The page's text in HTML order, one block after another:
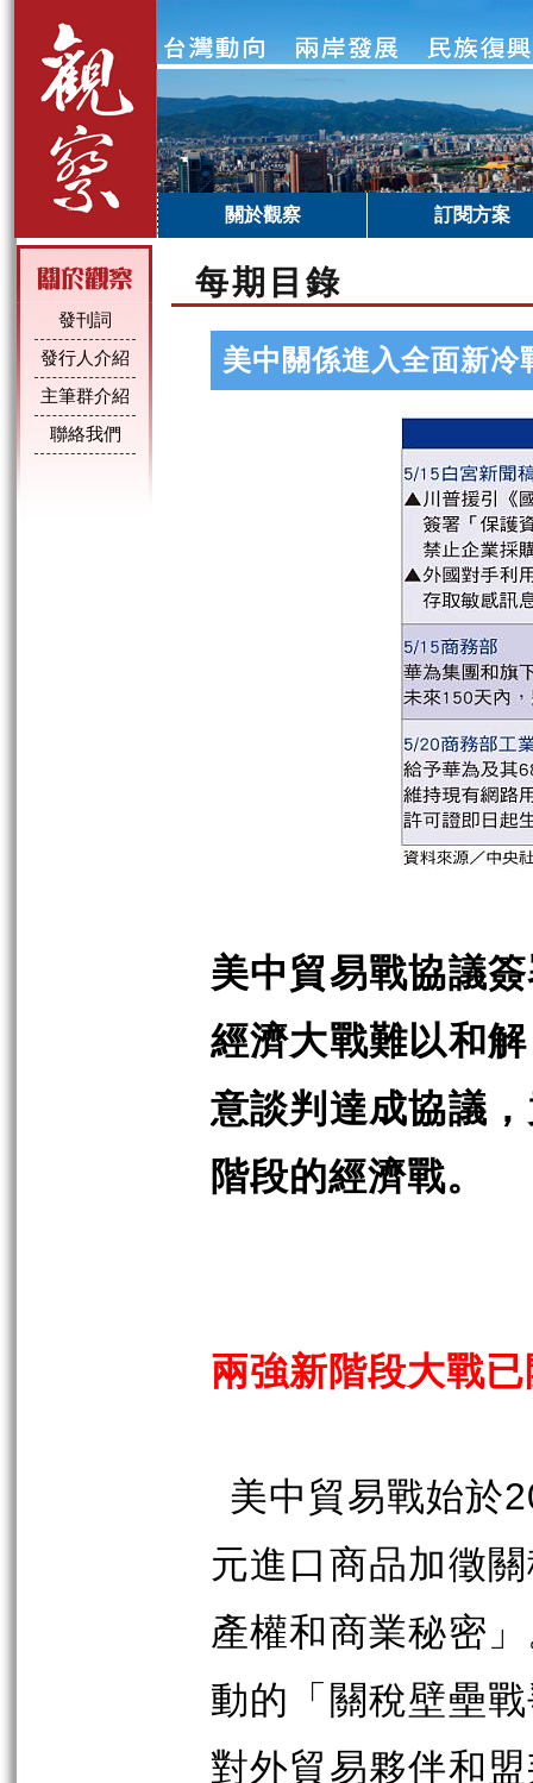
關於觀察 訂閱方案
發刊詞
發行人介紹
主筆群介紹
聯絡我們
每期目錄
美中關係進入全面新冷
美中貿易戰協議
經濟大戰難以和
意談判達成協議
階段的經濟戰。
兩強新階段大戰
美中貿易戰始於
元進口商品加徵
產權和商業秘密
動的「關稅壁壘
對外貿易夥伴和